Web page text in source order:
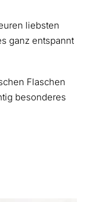
liebsten
ganz entspannt
Flaschen
besonderes